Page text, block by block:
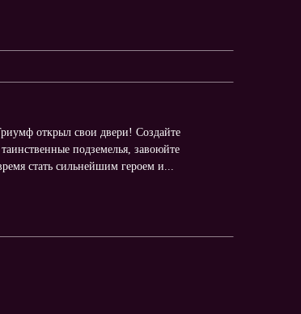
открыл свои двери! Создайте
подземелья, завоюйте
стать сильнейшим героем и...